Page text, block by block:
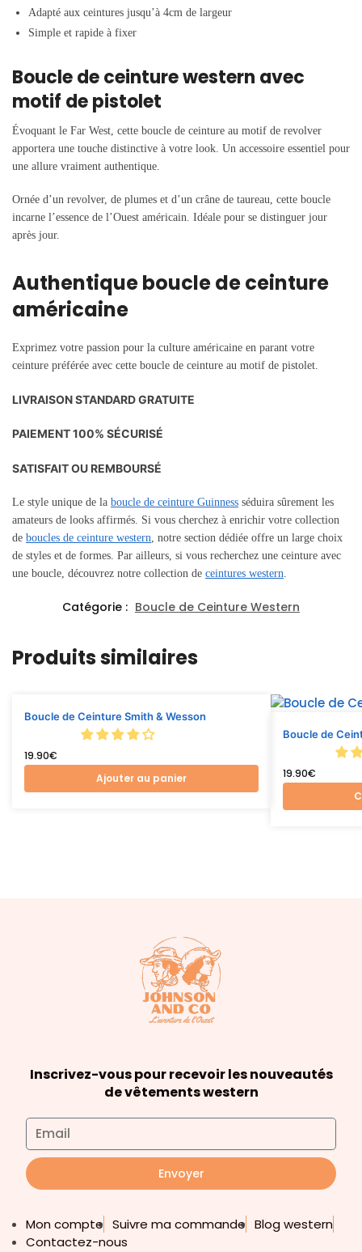
Adapté aux ceintures jusqu’à 4cm de largeur
Simple et rapide à fixer
Boucle de ceinture western avec
motif de pistolet
Évoquant le Far West, cette boucle de ceinture au motif de revolver
apportera une touche distinctive à votre look. Un accessoire essentiel pour
une allure vraiment authentique.
Ornée d’un revolver, de plumes et d’un crâne de taureau, cette boucle
incarne l’essence de l’Ouest américain. Idéale pour se distinguer jour
après jour.
Authentique boucle de ceinture
américaine
Exprimez votre passion pour la culture américaine en parant votre
ceinture préférée avec cette boucle de ceinture au motif de pistolet.
LIVRAISON STANDARD GRATUITE
PAIEMENT 100% SÉCURISÉ
SATISFAIT OU REMBOURSÉ
Le style unique de la boucle de ceinture Guinness séduira sûrement les
amateurs de looks affirmés. Si vous cherchez à enrichir votre collection
de boucles de ceinture western , notre section dédiée offre un large choix
de styles et de formes. Par ailleurs, si vous recherchez une ceinture avec
une boucle, découvrez notre collection de ceintures western
Catégorie : Boucle de Ceinture Western
Produits similaires
Boucle de Ceinture Smith & Wesson
19.90€
Ajouter au panier
Boucle de
19.90€
Inscrivez-vous pour recevoir les nouveautés
de vêtements western
Envoyer
Mon compte Suivre ma commande Blog western
Contactez-nous